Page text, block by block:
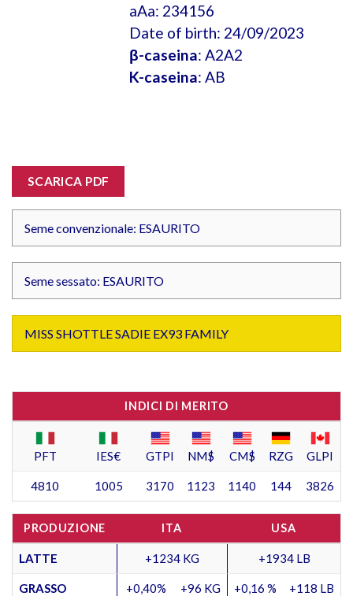
aAa: 234156
Date of birth: 24/09/2023
β-caseina: A2A2
K-caseina: AB
SCARICA PDF
Seme convenzionale: ESAURITO
Seme sessato: ESAURITO
MISS SHOTTLE SADIE EX93 FAMILY
INDICI DI MERITO
PFT IES€ GTPI NM$ CM$ RZG GLPI
4810 1005 3170 1123 1140 144 3826
PRODUZIONE ITA USA
LATTE +1234 KG +1934 LB
GRASSO +0,40% +96 KG +0,16 % +118 LB